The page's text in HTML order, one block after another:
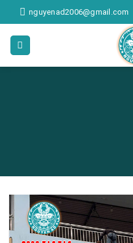
to
content
nguyenad2006@gmail.com